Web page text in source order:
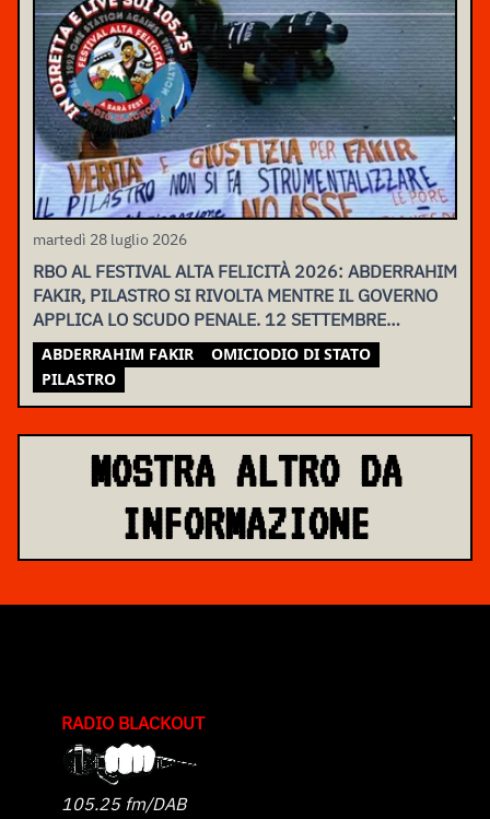
martedì 28 luglio 2026
RBO AL FESTIVAL ALTA FELICITÀ 2026: ABDERRAHIM
FAKIR, PILASTRO SI RIVOLTA MENTRE IL GOVERNO
APPLICA LO SCUDO PENALE. 12 SETTEMBRE
ASSEMBLEA NAZIONALE
ABDERRAHIM FAKIR
OMICIODIO DI STATO
PILASTRO
MOSTRA ALTRO DA
INFORMAZIONE
RADIO BLACKOUT
105.25 fm/DAB